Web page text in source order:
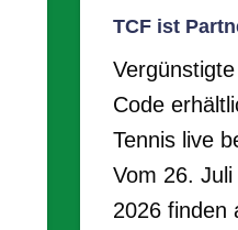
TCF ist
Code
Tennis live
Vom 26.
2026 finden